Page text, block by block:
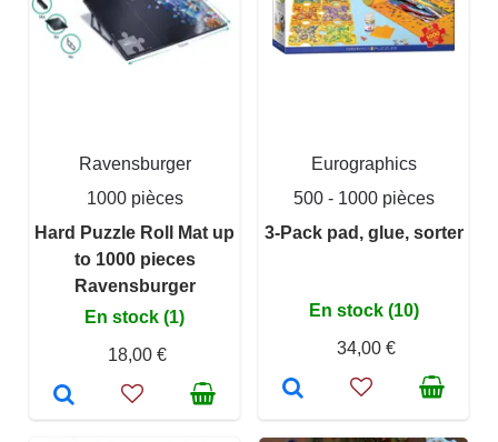
Ravensburger
1000 pièces
Hard Puzzle Roll Mat up
to 1000 pieces
Ravensburger
En stock (1)
18,00 €
Eurographics
500 - 1000 pièces
3-Pack pad, glue, sorter
En stock (10)
34,00 €